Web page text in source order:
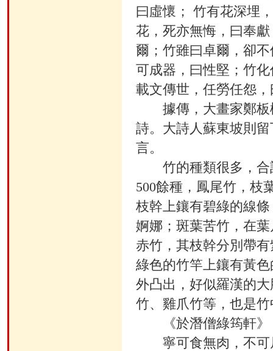
曰虛懷； 竹有花深埋
花，死亦無悔，曰奉
爾；竹雖曰卓爾，卻
可成器，曰性堅；竹
載文傳世，任勞任怨
據傳，大畫家鄭板
詩。大詩人蘇東坡則
言。
竹的種類很多，合
500餘種，鳳尾竹，枝
枝幹上鑲有碧綠的線
婀娜；斑葉苦竹，在
赤竹，其枝幹分別帶
綠色的竹竿上鑲有黃
外凸出，好似羅漢的
竹、雞爪竹等，也是
《於潛僧綠筠軒》
寧可食無肉，不可